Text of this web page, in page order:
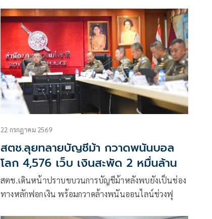
บ้
22 กรกฎาคม 2569
สตช.ลุยทลายบัญชีม้า กวาดพนันบอล
โลก 4,576 เว็บ เงินสะพัด 2 หมื่นล้าน
สตช.เดินหน้าปราบขบวนการบัญชีม้าหลังพบยังเป็นช่อง
ทางหลักฟอกเงิน พร้อมกวาดล้างพนันออนไลน์ช่วงฟุ